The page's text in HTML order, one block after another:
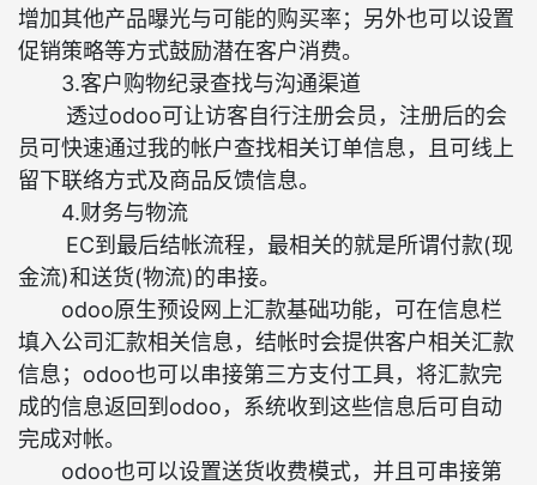
增加其他产品曝光与可能的购买率；另外也可以设置
促销策略等方式鼓励潜在客户消费。
3.客户购物纪录查找与沟通渠道
透过odoo可让访客自行注册会员，注册后的会
员可快速通过我的帐户查找相关订单信息，且可线上
留下联络方式及商品反馈信息。
4.财务与物流
EC到最后结帐流程，最相关的就是所谓付款(现
金流)和送货(物流)的串接。
odoo原生预设网上汇款基础功能，可在信息栏
填入公司汇款相关信息，结帐时会提供客户相关汇款
信息；odoo也可以串接第三方支付工具，将汇款完
成的信息返回到odoo，系统收到这些信息后可自动
完成对帐。
odoo也可以设置送货收费模式，并且可串接第